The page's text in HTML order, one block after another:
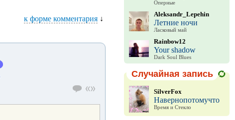
к форме комментария ↓
Оперные
Aleksandr_Lepehin
Летние ночи
Ласковый май
Rainbow12
Your shadow
Dark Soul Blues
Случайная запись
SilverFox
Навернопотомучто
Время и Стекло